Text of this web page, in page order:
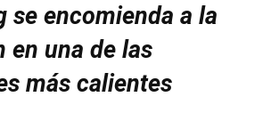
se encomienda a la
en una de las
más calientes